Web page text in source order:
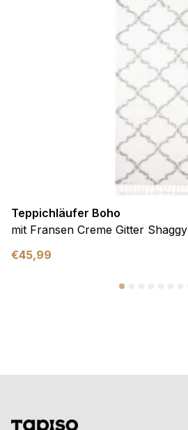
Teppichläufer Boho
mit Fransen Creme Gitter Shaggy
€45,99